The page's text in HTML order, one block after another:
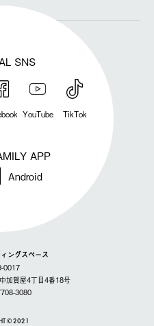
SNS
YouTube TikTok
APP
Android
ングスペース
0017
加賀屋4丁目4番18号
3080
© 2021